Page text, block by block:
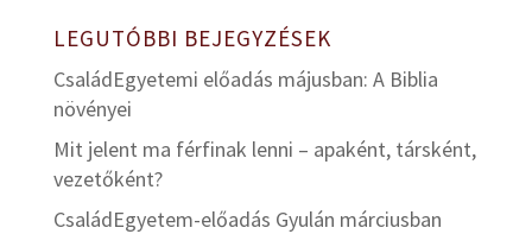
LEGUTÓBBI BEJEGYZÉSEK
CsaládEgyetemi előadás májusban: A Biblia
növényei
Mit jelent ma férfinak lenni – apaként, társként,
vezetőként?
CsaládEgyetem-előadás Gyulán márciusban